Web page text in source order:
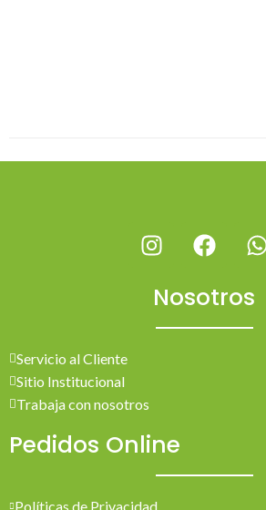
Nosotros
Servicio al Cliente
Sitio Institucional
Trabaja con nosotros
Pedidos Online
Políticas de Privacidad